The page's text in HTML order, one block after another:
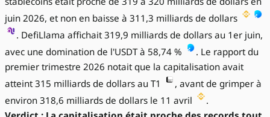
juin 2026, et non en baisse à 311,3 milliards de dollars
. DefiLlama affichait 319,9 milliards de dollars au 1er juin,
avec une domination de l'USDT à 58,74 %
. Le rapport du
premier trimestre 2026 notait que la capitalisation avait
atteint 315 milliards de dollars au T1
, avant de grimper à
environ 318,6 milliards de dollars le 11 avril
.